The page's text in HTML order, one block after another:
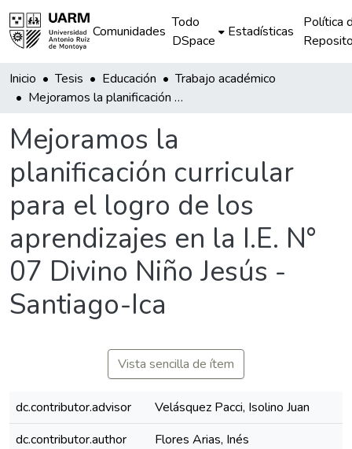
Comunidades
Todo
DSpace
Estadísticas
Política
Inicio Tesis Educación
Trabajo académico
Mejoramos la planificación curricular para el logro de los aprendizajes en la I.E. N° 07 Divino Niño Jesús - Santiago-Ica
Mejoramos la
planificación curricular
para el logro de los
aprendizajes en la I.E. N°
07 Divino Niño Jesús -
Santiago-Ica
Vista sencilla de ítem
dc.contributor.advisor
Velásquez Pacci, Isolino Juan
dc.contributor.author
Flores Arias, Inés